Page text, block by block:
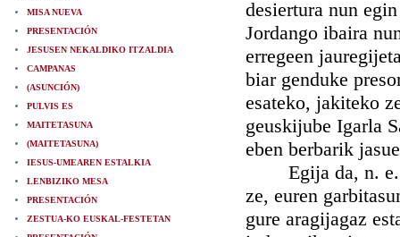
MISA NUEVA
PRESENTACIÓN
JESUSEN NEKALDIKO ITZALDIA
CAMPANAS
(ASUNCIÓN)
PULVIS ES
MAITETASUNA
(MAITETASUNA)
IESUS-UMEAREN ESTALKIA
LENBIZIKO MESA
PRESENTACIÓN
ZESTUA-KO EUSKAL-FESTETAN
desiertura nun
Jordango ibaira
erregeen
biar genduke
esateko, jakiteko
geuskijube Igarla
eben berbarik
Egija da, n. e.
ze, euren
gure aragijagaz